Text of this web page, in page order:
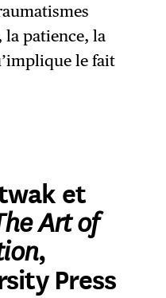
patience, la
le fait
et
Art of
,
Press